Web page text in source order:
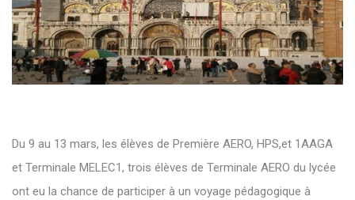
Du 9 au 13 mars, les élèves de Première AERO, HPS,et 1AAGA
et Terminale MELEC1, trois élèves de Terminale AERO du lycée
ont eu la chance de participer à un voyage pédagogique à